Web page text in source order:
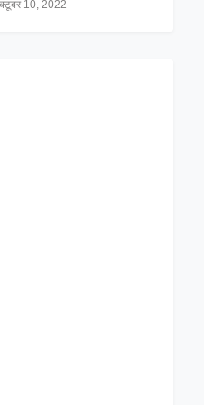
10, 2022